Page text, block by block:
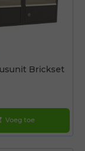
Brickset
Voeg toe